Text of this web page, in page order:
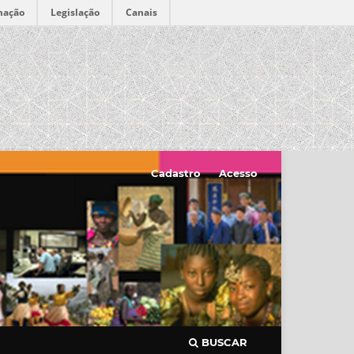
Legislação Canais
BUSCAR
Cadastro Acesso